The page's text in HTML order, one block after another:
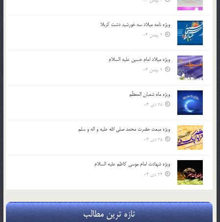
ویژه نامه میلاد سه خورشید دشت کربلا
2 بهمن 04
ویژه میلاد امام حسین علیه السلام
2 بهمن 04
ویژه ماه شعبان المعظّم
28 دی 04
ویژه مبعث حضرت محمد صلی الله علیه و اله و سلم
25 دی 04
ویژه شهادت امام موسی کاظم علیه السلام
24 دی 04
تازه ترین مطالب